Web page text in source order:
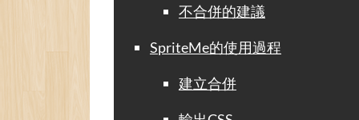
不合併的建議
SpriteMe的使用過程
建立合併